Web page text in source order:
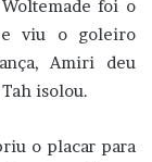
foi o
e viu o goleiro
Amiri deu
isolou.
o placar para